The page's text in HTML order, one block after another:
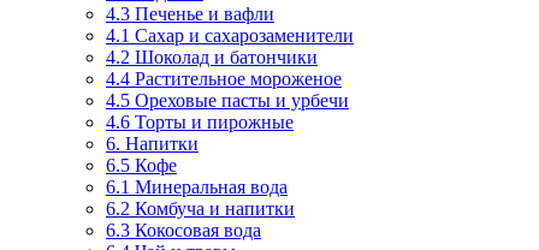
4.3 Печенье и вафли
4.1 Сахар и сахарозаменители
4.2 Шоколад и батончики
4.4 Растительное мороженое
4.5 Ореховые пасты и урбечи
4.6 Торты и пирожные
6. Напитки
6.5 Кофе
6.1 Минеральная вода
6.2 Комбуча и напитки
6.3 Кокосовая вода